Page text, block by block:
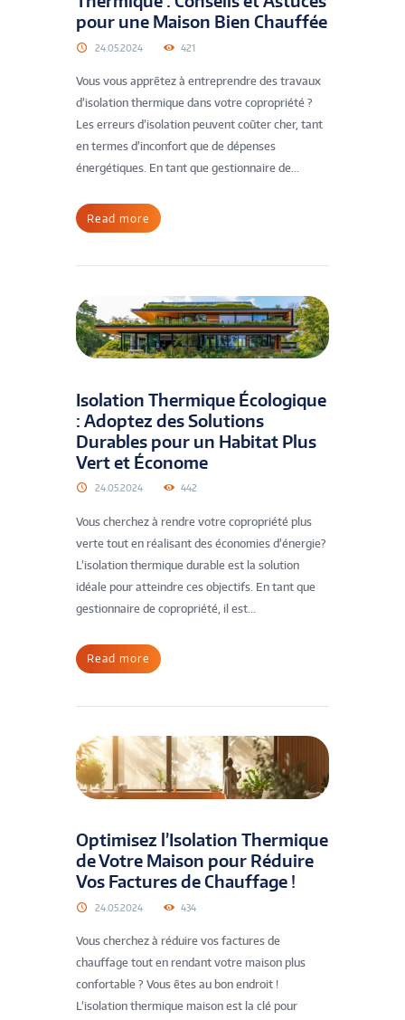
pour une Maison Bien Chauffée
24.05.2024 421
Vous vous apprêtez à entreprendre des travaux
d’isolation thermique dans votre copropriété ?
Les erreurs d’isolation peuvent coûter cher, tant
en termes d’inconfort que de dépenses
énergétiques. En tant que gestionnaire de...
Read more
Isolation Thermique Écologique
: Adoptez des Solutions
Durables pour un Habitat Plus
Vert et Économe
24.05.2024 442
Vous cherchez à rendre votre copropriété plus
verte tout en réalisant des économies d’énergie?
L’isolation thermique durable est la solution
idéale pour atteindre ces objectifs. En tant que
gestionnaire de copropriété, il est...
Read more
Optimisez l’Isolation Thermique
de Votre Maison pour Réduire
Vos Factures de Chauffage !
24.05.2024 434
Vous cherchez à réduire vos factures de
chauffage tout en rendant votre maison plus
confortable ? Vous êtes au bon endroit !
L’isolation thermique maison est la clé pour